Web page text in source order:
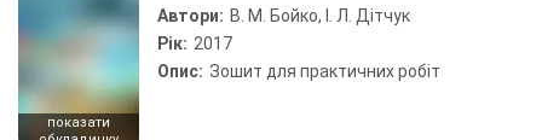
показати
Автори: В. М. Бойко, І. Л. Дітчук
Рік: 2017
Опис: Зошит для практичних робіт